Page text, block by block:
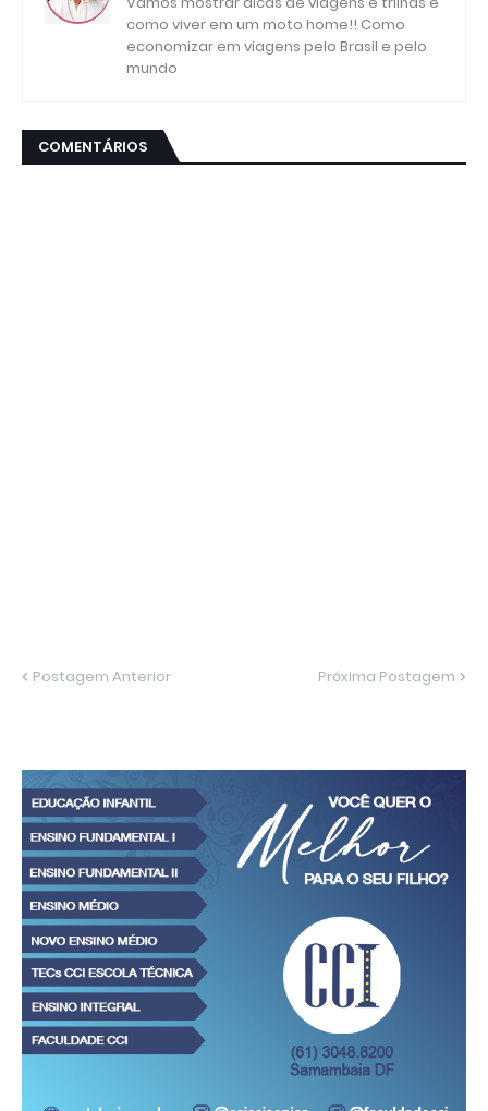
como viver em um moto home!! Como
economizar em viagens pelo Brasil e pelo
mundo
COMENTÁRIOS
Postagem Anterior Próxima Postagem